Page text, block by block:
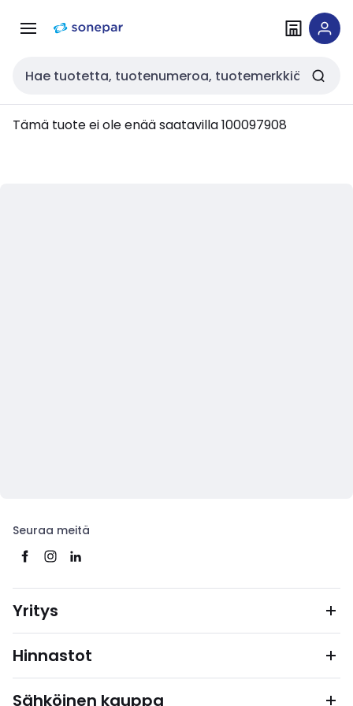
navigointiinsisältöön
Haku
Tämä tuote ei ole enää saatavilla100097908
Seuraa meitä
Yritys
Hinnastot
Sähköinen kauppa